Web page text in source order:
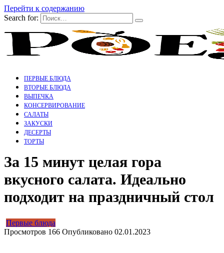
Перейти к содержанию
Search for:
ПЕРВЫЕ БЛЮДА
ВТОРЫЕ БЛЮДА
ВЫПЕЧКА
КОНСЕРВИРОВАНИЕ
САЛАТЫ
ЗАКУСКИ
ДЕСЕРТЫ
ТОРТЫ
За 15 минут целая гора
вкусного салата. Идеально
подходит на праздничный стол
Первые блюда
Просмотров 166 Опубликовано 02.01.2023